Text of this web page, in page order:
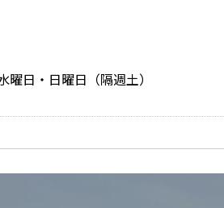
日・日曜日（隔週土）